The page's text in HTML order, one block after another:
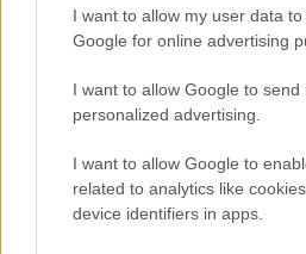
I want to allow my user data
Google for online advertising
I want to allow Google to send
personalized advertising.
I want to allow Google to
related to analytics like
device identifiers in apps.